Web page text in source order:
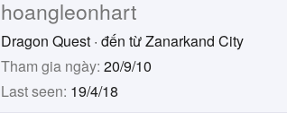
hoangleonhart
Dragon Quest · đến từZanarkand City
Tham gia ngày 20/9/10
Last seen 19/4/18